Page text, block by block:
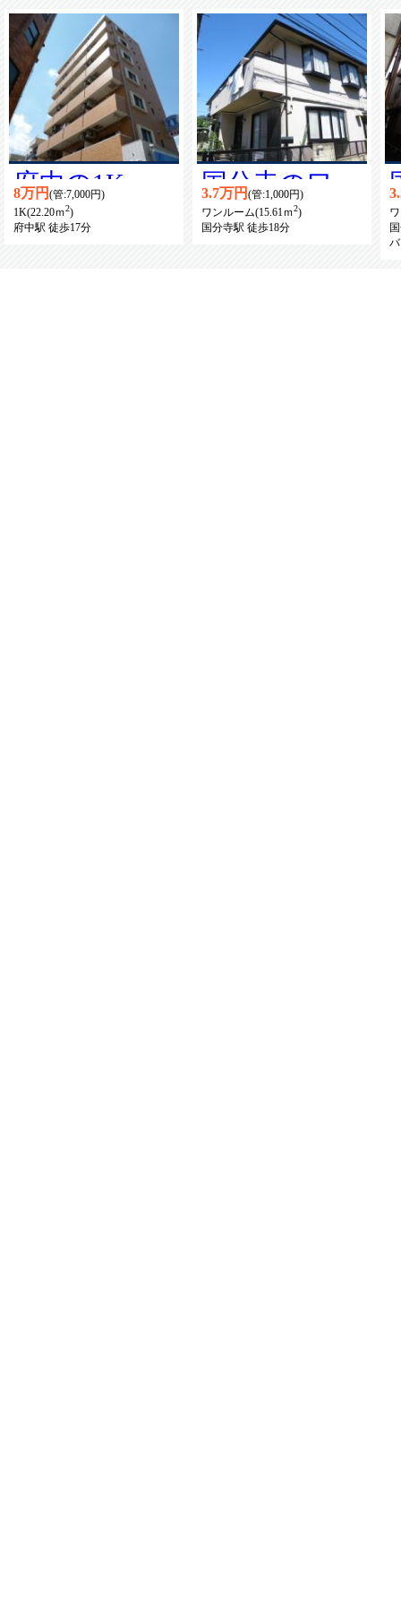
府中の1K賃
貸マンション
8万円 (管:7,000円)
1K(22.20ｍ2)
府中駅 徒歩17分
国分寺のワン
ルーム賃貸ア
3.7万円 (管:1,000円)
ワンルーム(15.61ｍ2)
国分寺駅 徒歩18分